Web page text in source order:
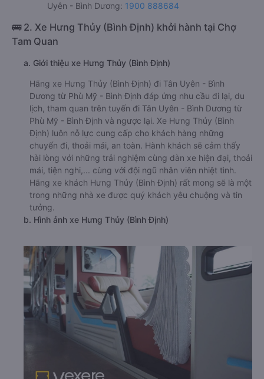
Uyên - Bình Dương: 1900 888684
🚌 2. Xe Hưng Thủy (Bình Định) khởi hành tại Chợ
Tam Quan
a. Giới thiệu xe Hưng Thủy (Bình Định)
Hãng xe Hưng Thủy (Bình Định) đi Tân Uyên - Bình
Dương từ Phù Mỹ - Bình Định đáp ứng nhu cầu đi lại, du
lịch, tham quan trên tuyến đi Tân Uyên - Bình Dương từ
Phù Mỹ - Bình Định và ngược lại. Xe Hưng Thủy (Bình
Định) luôn nỗ lực cung cấp cho khách hàng những
chuyến đi, thoải mái, an toàn. Hành khách sẽ cảm thấy
hài lòng với những trải nghiệm cùng dàn xe hiện đại, thoải
mái, tiện nghi,... cùng với đội ngũ nhân viên nhiệt tình.
Hãng xe khách Hưng Thủy (Bình Định) rất mong sẽ là một
trong những nhà xe được quý khách yêu chuộng và tin
tưởng.
b. Hình ảnh xe Hưng Thủy (Bình Định)